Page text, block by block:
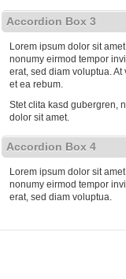
Accordion Box 3
Lorem ipsum dolor sit
nonumy eirmod tempor
erat, sed diam voluptua.
et ea rebum.
Stet clita kasd gubergren,
dolor sit amet.
Accordion Box 4
Lorem ipsum dolor sit
nonumy eirmod tempor
erat, sed diam voluptua.